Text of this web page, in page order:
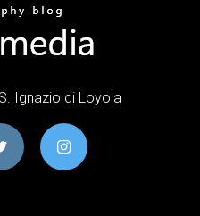
Ignazio di Loyola